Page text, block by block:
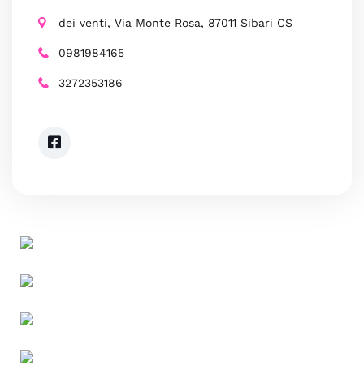
dei venti, Via Monte Rosa, 87011 Sibari CS
0981984165
3272353186